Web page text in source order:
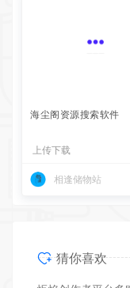
海尘阁资源搜索软件
上传下载
相逢储物站
猜你喜欢